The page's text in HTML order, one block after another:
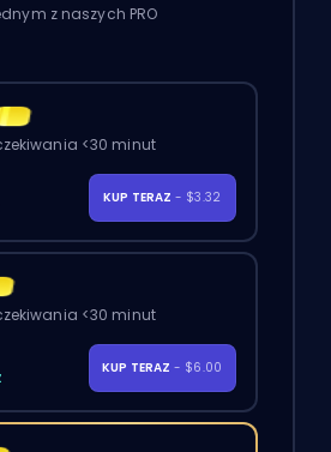
z naszych PRO
<30 minut
KUP TERAZ - $3.32
<30 minut
KUP TERAZ - $6.00